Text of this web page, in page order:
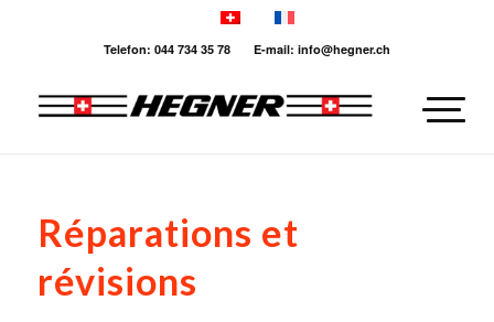
Telefon: 044 734 35 78 E-mail: info@hegner.ch
Réparations et
révisions